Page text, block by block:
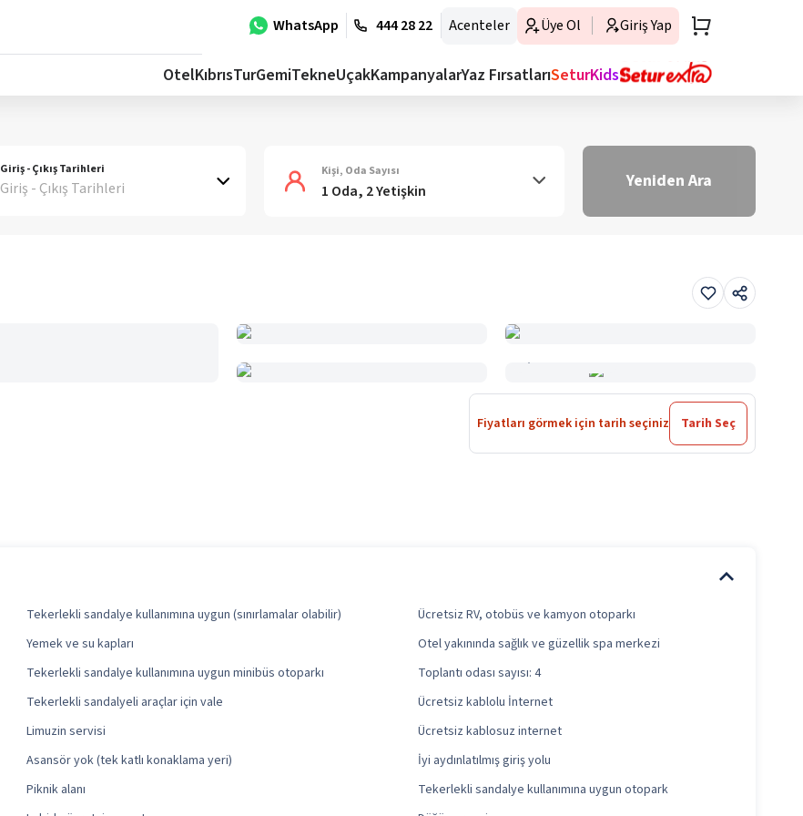
WhatsApp 444 28 22 Acenteler Üye Ol Giriş Yap
OtelKıbrısTurGemiTekneUçakKampanyalarYaz FırsatlarıSeturKids
Giriş - Çıkış Tarihleri
Giriş - Çıkış Tarihleri
Kişi, Oda Sayısı
1 Oda, 2 Yetişkin Yeniden Ara
Fiyatları görmek için tarih seçiniz Tarih Seç
Tekerlekli sandalye kullanımına uygun (sınırlamalar olabilir)
Ücretsiz RV, otobüs ve kamyon otoparkı
Yemek ve su kapları
Otel yakınında sağlık ve güzellik spa merkezi
Tekerlekli sandalye kullanımına uygun minibüs otoparkı
Toplantı odası sayısı: 4
Tekerlekli sandalyeli araçlar için vale
Ücretsiz kablolu İnternet
Limuzin servisi
Ücretsiz kablosuz internet
Asansör yok (tek katlı konaklama yeri)
İyi aydınlatılmış giriş yolu
Piknik alanı
Tekerlekli sandalye kullanımına uygun otopark